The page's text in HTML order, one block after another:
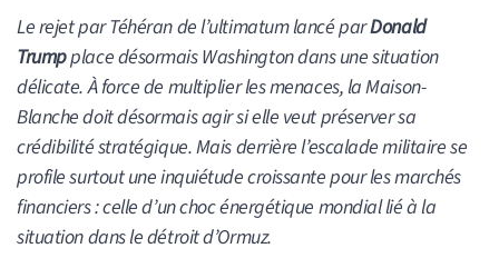
Le rejet par Téhéran de l’ultimatum lancé parDonald
Trumpplace désormais Washington dans une situation
délicate. À force de multiplier les menaces, la Maison-
Blanche doit désormais agir si elle veut préserver sa
crédibilité stratégique. Mais derrière l’escalade militaire se
profile surtout une inquiétude croissante pour les marchés
financiers : celle d’un choc énergétique mondial lié à la
situation dans le détroit d’Ormuz.